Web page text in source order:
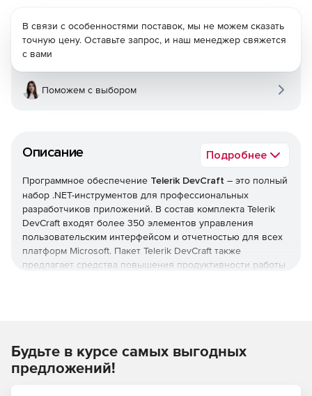
Описание Подробнее
Программное обеспечение Telerik DevCraft – это полный
набор .NET-инструментов для профессиональных
разработчиков приложений. В состав комплекта Telerik
DevCraft входят более 350 элементов управления
пользовательским интерфейсом и отчетностью для всех
платформ Microsoft. Пакет Telerik DevCraft также
предлагает средства повышения продуктивности работы
позволяет создавать настольные, мобильные и web-
приложения с насыщенным функционалом. Более 100
тысяч .NET-разработчиков по всему миру используют
В связи с особенностями поставок, мы не можем сказать
точную цену. Оставьте запрос, и наш менеджер свяжется
с вами
Поможем с выбором
Будьте в курсе самых выгодных
предложений!